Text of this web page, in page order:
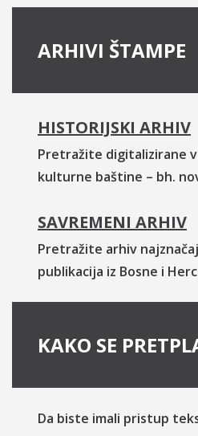
ARHIVI ŠTAMPE
HISTORIJSKI ARHIV
Pretražite digitalizirane
kulturne baštine – bh.
SAVREMENI ARHIV
Pretražite arhiv
publikacija iz Bosne i
KAKO SE
Da biste imali pristup